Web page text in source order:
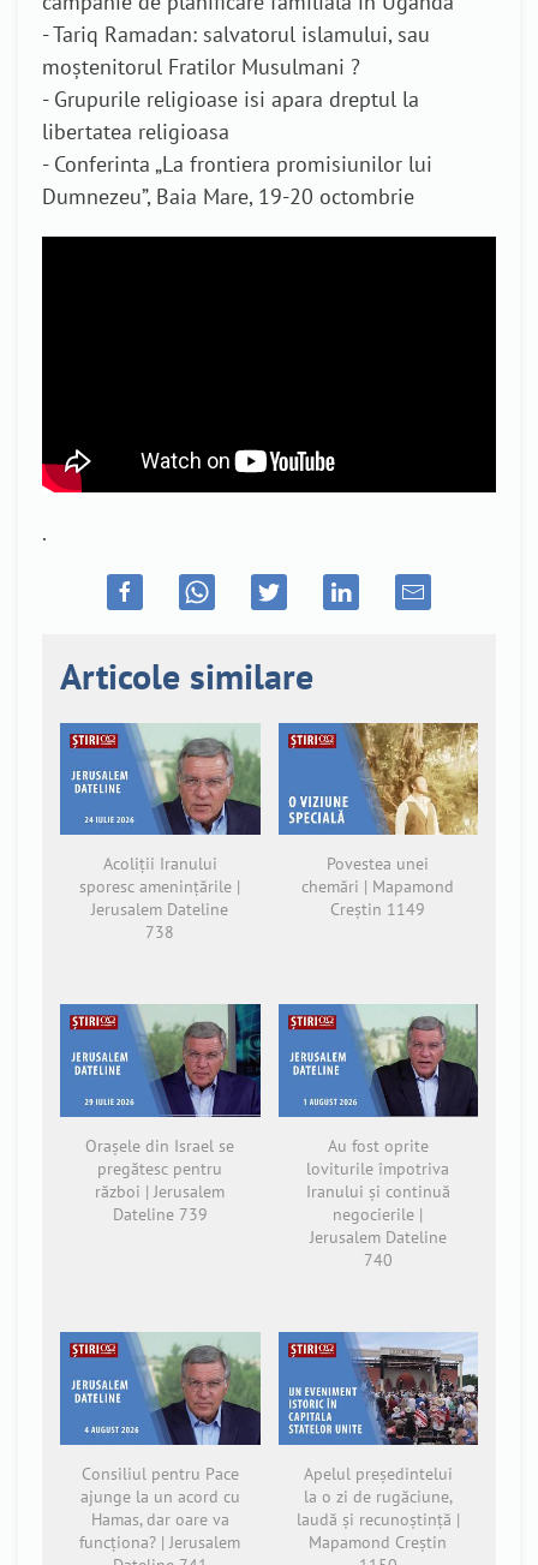
- Tariq Ramadan: salvatorul islamului, sau
moștenitorul Fratilor Musulmani ?
- Grupurile religioase isi apara dreptul la
libertatea religioasa
- Conferinta „La frontiera promisiunilor lui
Dumnezeu”, Baia Mare, 19-20 octombrie
.
Articole similare
Acoliții Iranului
sporesc amenințările |
Jerusalem Dateline
738
Povestea unei
chemări | Mapamond
Creștin 1149
Orașele din Israel se
pregătesc pentru
război | Jerusalem
Dateline 739
Au fost oprite
loviturile împotriva
Iranului și continuă
negocierile |
Jerusalem Dateline
740
Consiliul pentru Pace
ajunge la un acord cu
Hamas, dar oare va
funcționa? | Jerusalem
Apelul președintelui
la o zi de rugăciune,
laudă și recunoștință |
Mapamond Creștin